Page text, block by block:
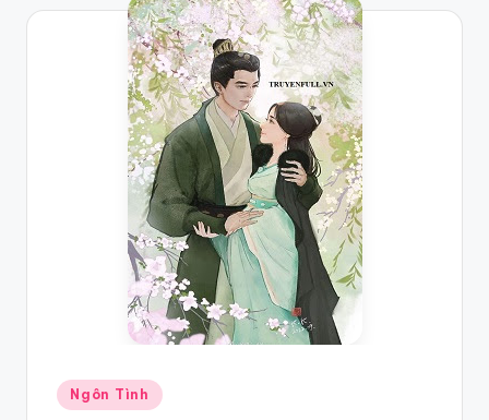
Posted
in
Ngôn Tình